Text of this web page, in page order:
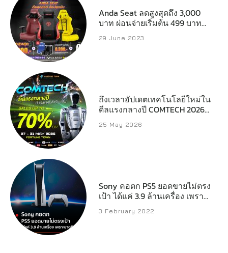
Anda Seat ลดสูงสุดถึง 3,000
บาท ผ่อนจ่ายเริ่มต้น 499 บาทต่อ
เดือน
29 June 2023
ถึงเวลาอัปเดตเทคโนโลยีใหม่ใน
ดีลแรงกลางปี COMTECH 2026
ลดสูงสุด 70%
25 May 2026
Sony คอตก PS5 ยอดขายไม่ตรง
เป้า ได้แค่ 3.9 ล้านเครื่อง เพราะ
ขาดชิป
3 February 2022